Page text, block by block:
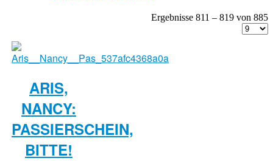
Ergebnisse 811 – 819 von 885
ARIS,
NANCY:
PASSIERSCHEIN,
BITTE!